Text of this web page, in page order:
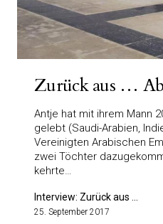
Zurück aus …
Antje hat mit ihrem Mann
gelebt (Saudi-Arabien,
Vereinigten Arabischen
zwei Töchter
kehrte…
Interview: Zurück aus ...
25. September 2017